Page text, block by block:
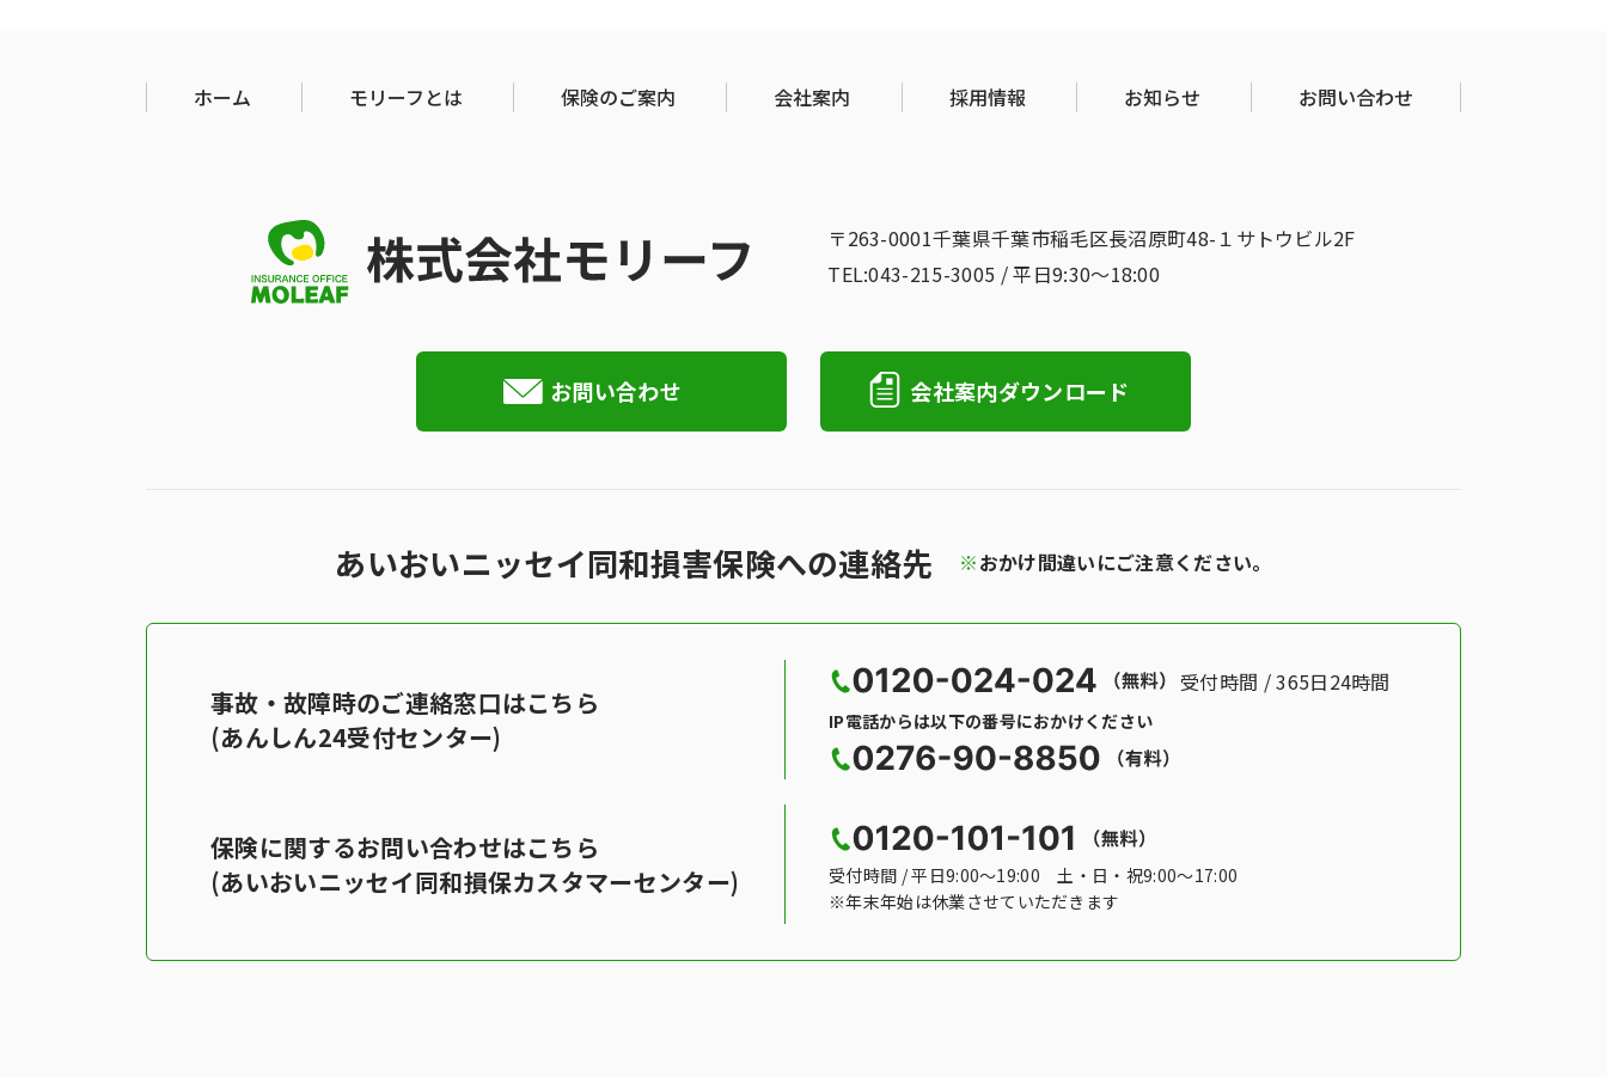
ホーム モリーフとは 保険のご案内 会社案内 採用情報 お知らせ お問い合わせ
〒263-0001千葉県千葉市稲毛区長沼原町48-１サトウビル2F
TEL:043-215-3005 / 平日9:30〜18:00
お問い合わせ 会社案内ダウンロード
あいおいニッセイ同和損害保険への連絡先 ※おかけ間違いにご注意ください。
事故・故障時のご連絡窓口はこちら
(あんしん24受付センター)
受付時間 / 365日24時間
IP電話からは以下の番号におかけください
保険に関するお問い合わせはこちら
(あいおいニッセイ同和損保カスタマーセンター)
受付時間 / 平日9:00〜19:00 土・日・祝9:00〜17:00
※年末年始は休業させていただきます